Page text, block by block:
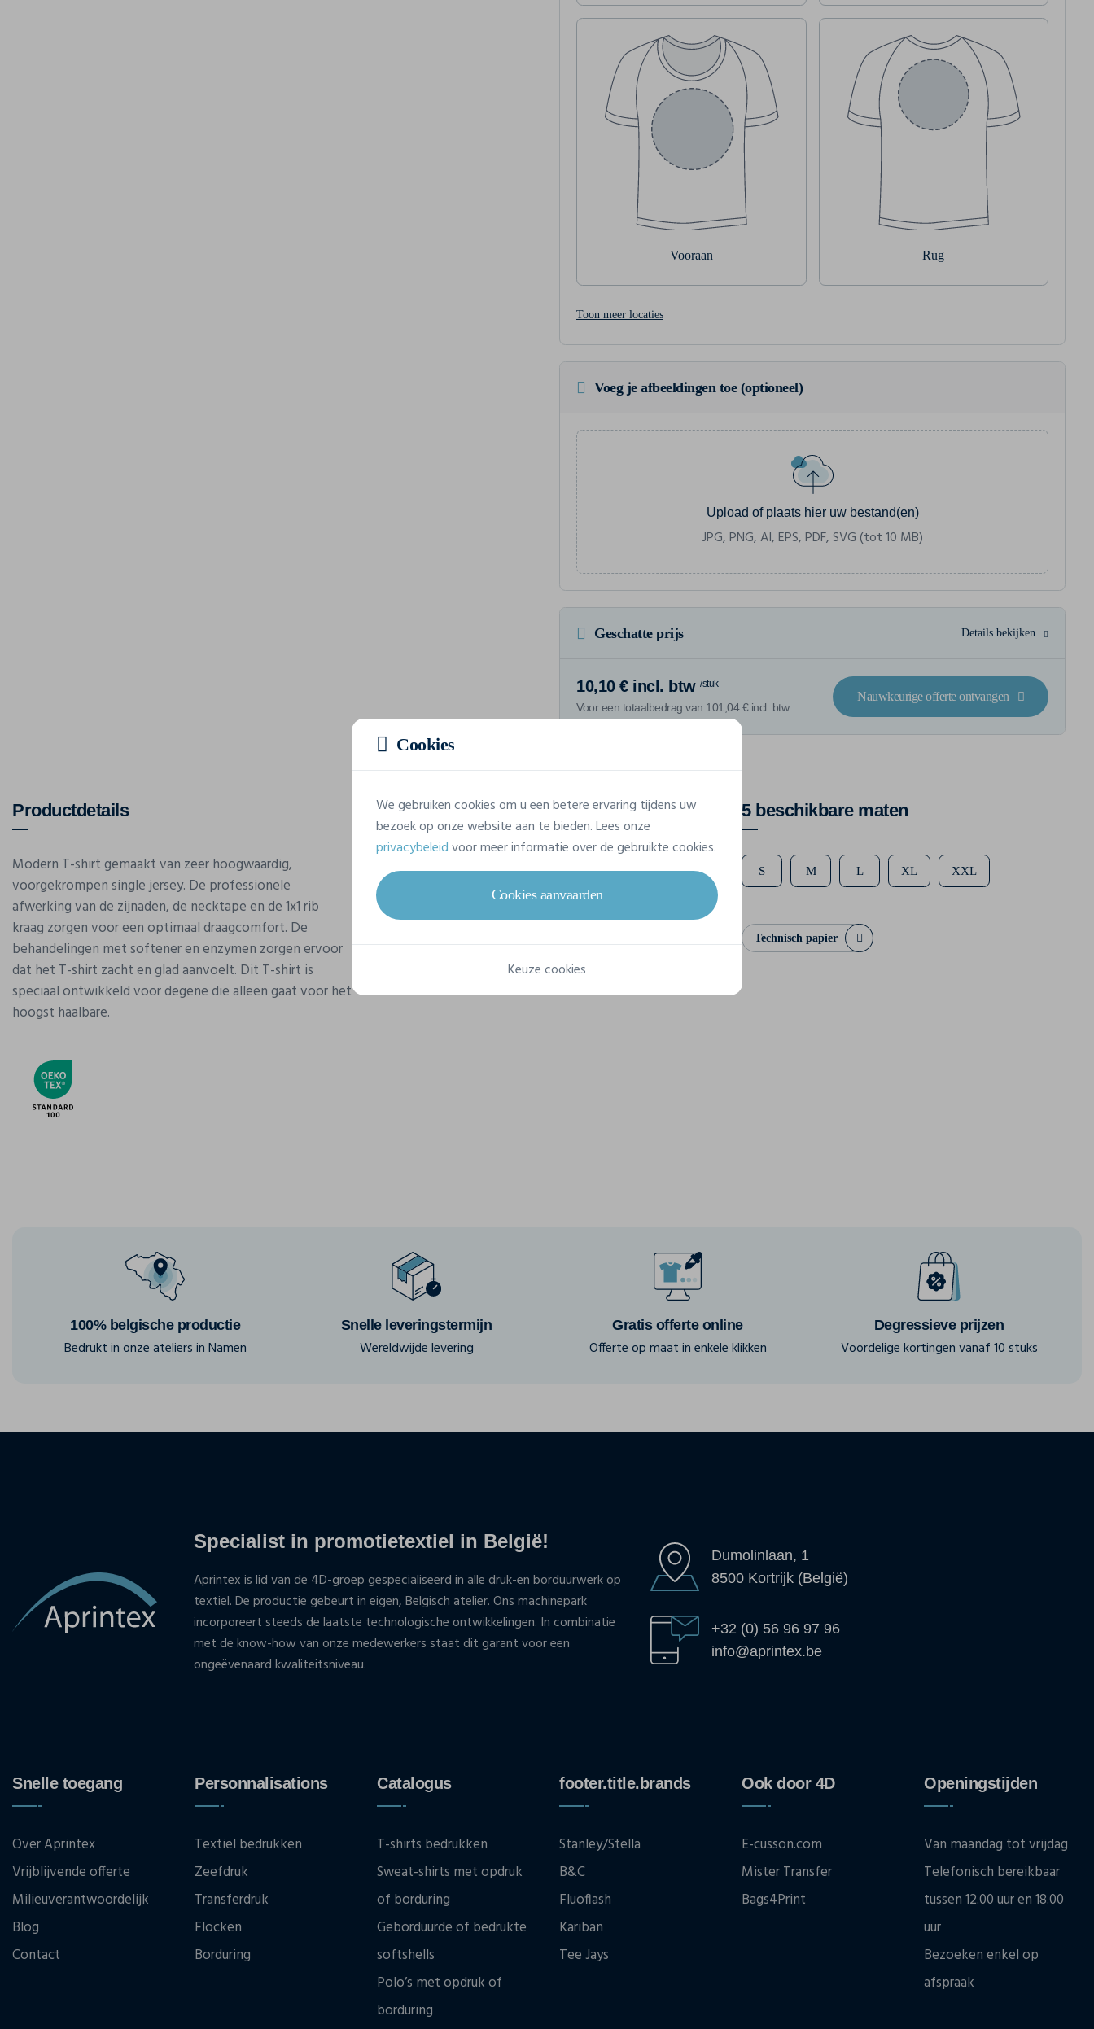
Vooraan Rug
Toon meer locaties
Voeg je afbeeldingen toe (optioneel)
Upload of plaats hier uw bestand(en)
JPG, PNG, AI, EPS, PDF, SVG (tot 10 MB)
Geschatte prijs Details bekijken
10,10 € incl. btw /stuk
Voor een totaalbedrag van 101,04 € incl. btw
Nauwkeurige offerte ontvangen
Productdetails
Modern T-shirt gemaakt van zeer hoogwaardig,
voorgekrompen single jersey. De professionele
afwerking van de zijnaden, de necktape en de 1x1 rib
kraag zorgen voor een optimaal draagcomfort. De
behandelingen met softener en enzymen zorgen ervoor
dat het T-shirt zacht en glad aanvoelt. Dit T-shirt is
speciaal ontwikkeld voor degene die alleen gaat voor het
hoogst haalbare.
Eigenschappen
Referentie
029341
Samenstelling
100% katoen (kleur 95: 85% katoen, 15% viscose).
5 beschikbare maten
S M L XL XXL
Technisch papier
100% belgische productie
Bedrukt in onze ateliers in Namen
Snelle leveringstermijn
Wereldwijde levering
Gratis offerte online
Offerte op maat in enkele klikken
Degressieve prijzen
Voordelige kortingen vanaf 10 stuks
Specialist in promotietextiel in België!
Aprintex is lid van de 4D-groep gespecialiseerd in alle druk-en borduurwerk op
textiel. De productie gebeurt in eigen, Belgisch atelier. Ons machinepark
incorporeert steeds de laatste technologische ontwikkelingen. In combinatie
met de know-how van onze medewerkers staat dit garant voor een
ongeëvenaard kwaliteitsniveau.
Dumolinlaan, 1
8500 Kortrijk (België)
+32 (0) 56 96 97 96
info@aprintex.be
Snelle toegang
Over Aprintex
Vrijblijvende offerte
Milieuverantwoordelijk
Blog
Contact
Personnalisations
Textiel bedrukken
Zeefdruk
Transferdruk
Flocken
Borduring
Catalogus
T-shirts bedrukken
Sweat-shirts met opdruk
of borduring
Geborduurde of bedrukte
softshells
Polo’s met opdruk of
borduring
footer.title.brands
Stanley/Stella
B&C
Fluoflash
Kariban
Tee Jays
Ook door 4D
E-cusson.com
Mister Transfer
Bags4Print
Openingstijden
Van maandag tot vrijdag
Telefonisch bereikbaar
tussen 12.00 uur en 18.00
uur
Bezoeken enkel op
afspraak
Cookies
We gebruiken cookies om u een betere ervaring tijdens uw
bezoek op onze website aan te bieden. Lees onze
privacybeleidvoor meer informatie over de gebruikte cookies.
Cookies aanvaarden
Keuze cookies